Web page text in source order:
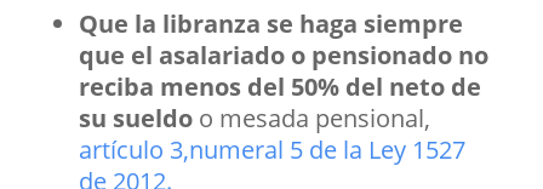
Que la libranza se haga siempre
que el asalariado o pensionado no
reciba menos del 50% del neto de
su sueldo o mesada pensional,
artículo 3,numeral 5 de la Ley 1527
de 2012.